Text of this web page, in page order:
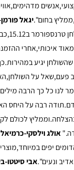
בחום".יגאל
איכותי,אחרי
יגיע
פעם,שאל על
לנו כל כך הרבה
רבה על היחס
לכולם
אולג וילסקי-כרמיאל
2 הדומים יפים
ונעים".אבי סיטטו-